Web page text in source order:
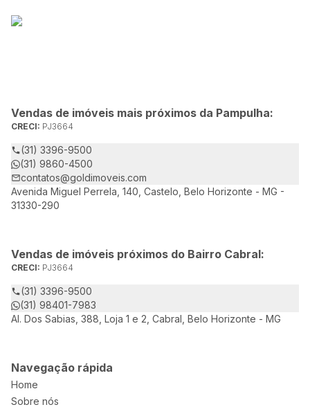
Vendas de imóveis mais próximos da Pampulha:
CRECI: PJ3664
(31) 3396-9500
(31) 9860-4500
contatos@goldimoveis.com
Avenida Miguel Perrela, 140, Castelo, Belo Horizonte - MG -
31330-290
Vendas de imóveis próximos do Bairro Cabral:
CRECI: PJ3664
(31) 3396-9500
(31) 98401-7983
Al. Dos Sabias, 388, Loja 1 e 2, Cabral, Belo Horizonte - MG
Navegação rápida
Home
Sobre nós